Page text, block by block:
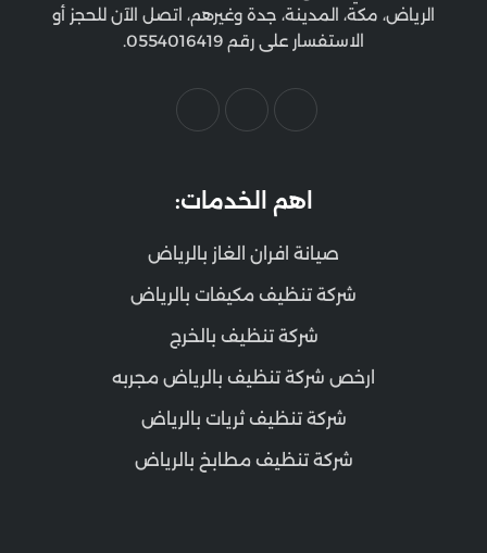
الرياض، مكة، المدينة، جدة وغيرهم، اتصل الآن للحجز أو
الاستفسار على رقم 0554016419.
اهم الخدمات:
صيانة افران الغاز بالرياض
شركة تنظيف مكيفات بالرياض
شركة تنظيف بالخرج
ارخص شركة تنظيف بالرياض مجربه
شركة تنظيف ثريات بالرياض
شركة تنظيف مطابخ بالرياض